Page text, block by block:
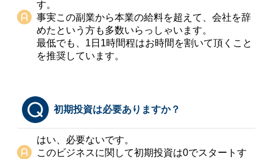
す。
事実この副業から本業の給料を超えて、会社を辞
めたという方も多数いらっしゃいます。
最低でも、1日1時間程はお時間を割いて頂くこと
を推奨しています。
初期投資は必要ありますか？
はい、必要ないです。
このビジネスに関して初期投資は0でスタートす